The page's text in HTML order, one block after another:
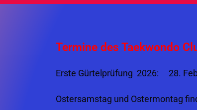
Termine des Taekwondo
Erste Gürtelprüfung 2026: 28.
Ostersamstag und Ostermontag